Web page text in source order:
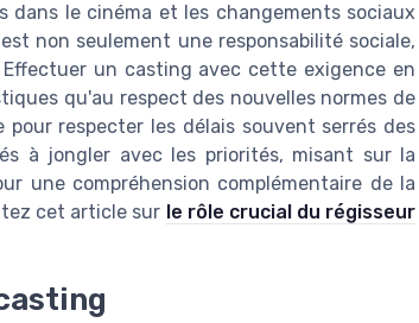
le cinéma et les changements sociaux
non seulement une responsabilité sociale,
un casting avec cette exigence en
qu'au respect des nouvelles normes de
respecter les délais souvent serrés des
à jongler avec les priorités, misant sur la
une compréhension complémentaire de la
cet article sur le rôle crucial du régisseur